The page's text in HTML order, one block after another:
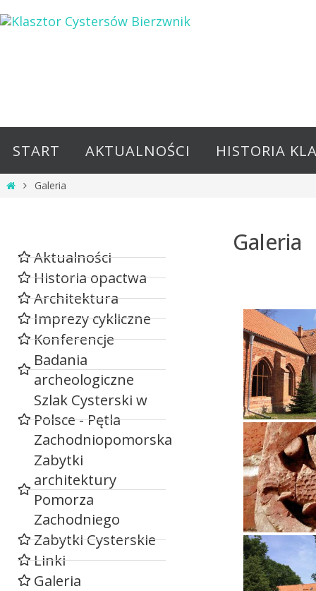
START AKTUALNOŚCI HISTORIA
Galeria
Galeria
Aktualności
Historia opactwa
Architektura
Imprezy cykliczne
Konferencje
Badania
archeologiczne
Szlak Cysterski w
Polsce - Pętla
Zachodniopomorska
Zabytki
architektury
Pomorza
Zachodniego
Zabytki Cysterskie
Linki
Galeria